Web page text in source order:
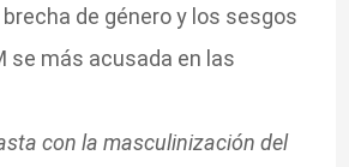
de género y los sesgos
se más acusada en las
con la masculinización del